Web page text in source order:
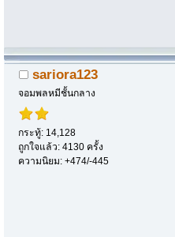
sariora123
จอมพลหมีชั้นกลาง
กระทู้: 14,128
ถูกใจแล้ว: 4130 ครั้ง
ความนิยม: +474/-445